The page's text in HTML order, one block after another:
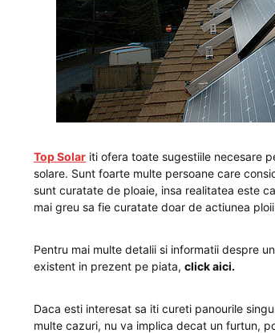
Top Solar iti ofera toate sugestiile necesare
solare. Sunt foarte multe persoane care
sunt curatate de ploaie, insa realitatea este
mai greu sa fie curatate doar de actiunea
Pentru mai multe detalii si informatii despre
existent in prezent pe piata, click aici.
Daca esti interesat sa iti cureti panourile
multe cazuri, nu va implica decat un furtun,